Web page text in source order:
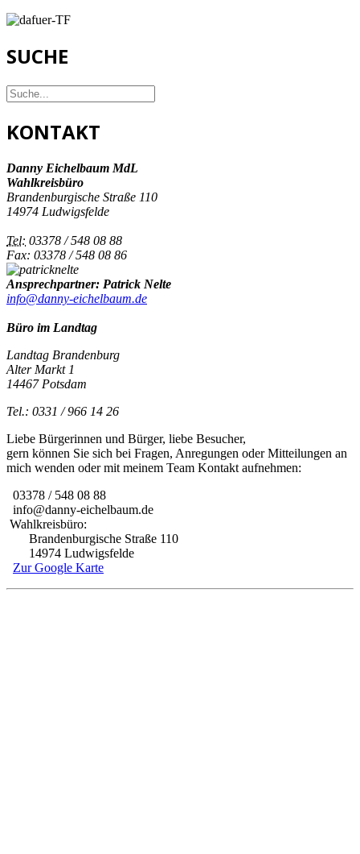
SUCHE
KONTAKT
Danny Eichelbaum MdL
Wahlkreisbüro
Brandenburgische Straße 110
14974 Ludwigsfelde
Tel: 03378 / 548 08 88
Fax: 03378 / 548 08 86
Ansprechpartner: Patrick Nelte
info@danny-eichelbaum.de
Büro im Landtag
Landtag Brandenburg
Alter Markt 1
14467 Potsdam
Tel.: 0331 / 966 14 26
Liebe Bürgerinnen und Bürger, liebe Besucher,
gern können Sie sich bei Fragen, Anregungen oder Mitteilungen an
mich wenden oder mit meinem Team Kontakt aufnehmen:
03378 / 548 08 88
info@danny-eichelbaum.de
Wahlkreisbüro:
Brandenburgische Straße 110
14974 Ludwigsfelde
Zur Google Karte